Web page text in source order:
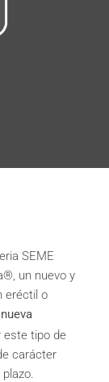
SEME
un nuevo y
eréctil o
nueva
este tipo de
carácter